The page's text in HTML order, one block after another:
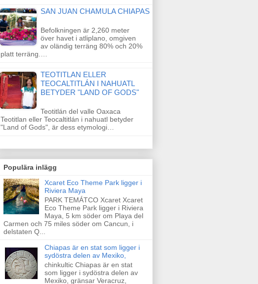
SAN JUAN CHAMULA CHIAPAS
Befolkningen är 2,260 meter
över havet i atliplano, omgiven
av oländig terräng 80% och 20%
platt terräng.…
TEOTITLAN ELLER
TEOCALTITLÁN I NAHUATL
BETYDER "LAND OF GODS"
Teotitlán del valle Oaxaca
Teotitlan eller Teocaltitlán i nahuatl betyder
"Land of Gods", är dess etymologi…
Populära inlägg
Xcaret Eco Theme Park ligger i
Riviera Maya
PARK TEMÁTCO Xcaret Xcaret
Eco Theme Park ligger i Riviera
Maya, 5 km söder om Playa del
Carmen och 75 miles söder om Cancun, i
delstaten Q...
Chiapas är en stat som ligger i
sydöstra delen av Mexiko,
chinkultic Chiapas är en stat
som ligger i sydöstra delen av
Mexiko, gränsar Veracruz,